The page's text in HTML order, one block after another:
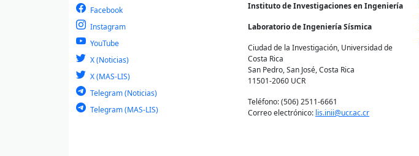
Facebook
Instagram
YouTube
X (Noticias)
X (MAS-LIS)
Telegram (Noticias)
Telegram (MAS-LIS)
Instituto de Investigaciones en Ingeniería
Laboratorio de Ingeniería Sísmica
Ciudad de la Investigación, Universidad de
Costa Rica
San Pedro, San José, Costa Rica
11501-2060 UCR
Teléfono: (506) 2511-6661
Correo electrónico: lis.inii@ucr.ac.cr